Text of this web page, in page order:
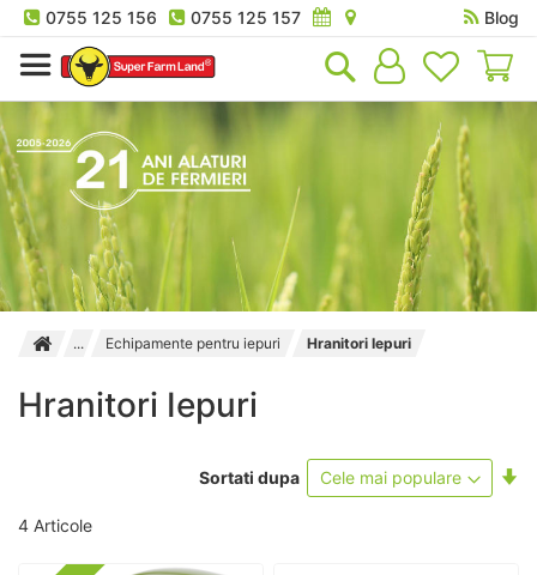
0755 125 156 0755 125 157
Blog
Echipamente pentru iepuri Hranitori Iepuri
Hranitori Iepuri
4 Articole
Sortati dupa